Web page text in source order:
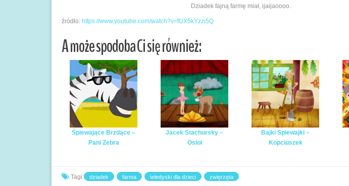
Dziadek fajną farmę miał, ijaijaoooo.
źródło: https://www.youtube.com/watch?v=fUX5kYzzi5Q
A może spodoba Ci się również:
Śpiewające Brzdące –
Pani Zebra
Jacek Stachursky –
Osioł
Bajki Spiewajki –
Kopciuszek
Tagi: dziadek farma teledyski dla dzieci zwięrzęta